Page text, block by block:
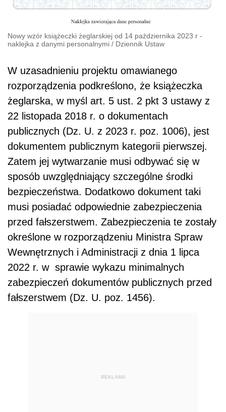
Nowy wzór książeczki żeglarskiej od 14 października 2023 r -
naklejka z danymi personalnymi / Dziennik Ustaw
W uzasadnieniu projektu omawianego
rozporządzenia podkreślono, że książeczka
żeglarska, w myśl art. 5 ust. 2 pkt 3 ustawy z
22 listopada 2018 r. o dokumentach
publicznych (Dz. U. z 2023 r. poz. 1006), jest
dokumentem publicznym kategorii pierwszej.
Zatem jej wytwarzanie musi odbywać się w
sposób uwzględniający szczególne środki
bezpieczeństwa. Dodatkowo dokument taki
musi posiadać odpowiednie zabezpieczenia
przed fałszerstwem. Zabezpieczenia te zostały
określone w rozporządzeniu Ministra Spraw
Wewnętrznych i Administracji z dnia 1 lipca
2022 r. w sprawie wykazu minimalnych
zabezpieczeń dokumentów publicznych przed
fałszerstwem (Dz. U. poz. 1456).
REKLAMA